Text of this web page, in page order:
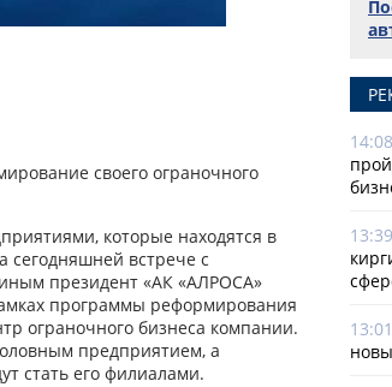
своего ограночного
которые находятся в
сегодняшней встрече с
президент «АК «АЛРОСА»
программы реформирования
ограночного бизнеса компании.
предприятием, а
стать его филиалами.
14:08
13:39
13:01